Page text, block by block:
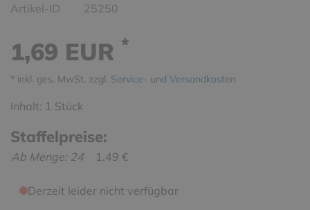
Artikel-ID 25250
1,69 EUR *
* inkl. ges. MwSt. zzgl. Service- und Versandkosten
Inhalt: 1 Stück
Staffelpreise:
Ab Menge: 24 1,49 €
Derzeit leider nicht verfügbar